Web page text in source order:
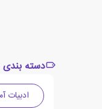
دسته بندی های کتاب 100
ادبیات